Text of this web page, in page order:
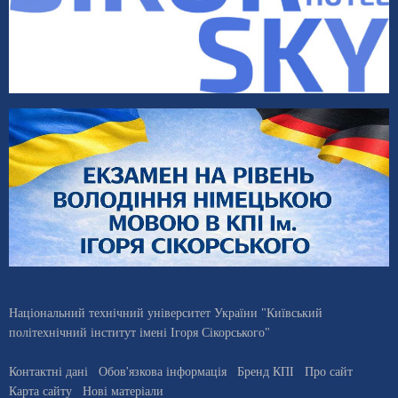
Національний технічний університет України "Київський
політехнічний інститут імені Ігоря Сікорського"
Контактні дані Обов'язкова інформація Бренд КПІ
Про сайт
Карта сайту
Нові матеріали